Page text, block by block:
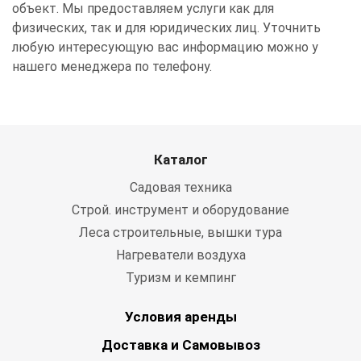
объект. Мы предоставляем услуги как для
физических, так и для юридических лиц. Уточнить
любую интересующую вас информацию можно у
нашего менеджера по телефону.
Каталог
Садовая техника
Строй. инструмент и оборудование
Леса строительные, вышки тура
Нагреватели воздуха
Туризм и кемпинг
Условия аренды
Доставка и Самовывоз